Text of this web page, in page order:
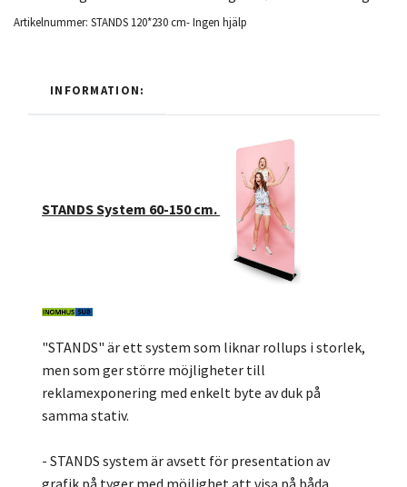
Artikelnummer: STANDS 120*230 cm- Ingen hjälp
INFORMATION:
STANDS System 60-150 cm.
"STANDS" är ett system som liknar rollups i storlek,
men som ger större möjligheter till
reklamexponering med enkelt byte av duk på
samma stativ.
- STANDS system är avsett för presentation av